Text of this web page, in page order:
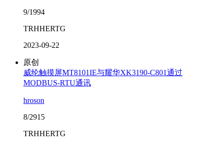
9/1994
TRHHERTG
2023-09-22
原创
威纶触摸屏MT8101IE与耀华XK3190-C801通过
MODBUS-RTU通讯
hroson
8/2915
TRHHERTG